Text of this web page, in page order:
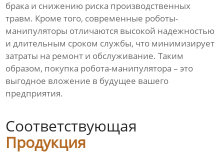
брака и снижению риска производственных
травм. Кроме того, современные роботы-
манипуляторы отличаются высокой надежностью
и длительным сроком службы, что минимизирует
затраты на ремонт и обслуживание. Таким
образом, покупка робота-манипулятора – это
выгодное вложение в будущее вашего
предприятия.
Соответствующая
Продукция